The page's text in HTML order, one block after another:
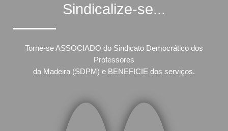
Sindicalize-se...
Torne-se ASSOCIADO do Sindicato Democrático dos
Professores
da Madeira (SDPM) e BENEFICIE dos serviços.